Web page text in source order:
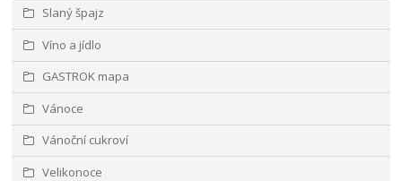
Slaný špajz
Víno a jídlo
GASTROK mapa
Vánoce
Vánoční cukroví
Velikonoce